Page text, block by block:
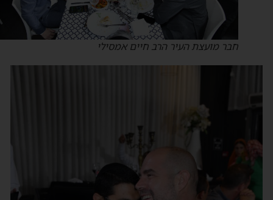
חבר מועצת העיר הרב חיים אמסילי